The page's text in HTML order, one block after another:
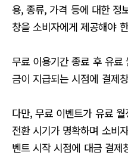
용, 종류, 가격 등에 대한 정
창을 소비자에게 제공해야
무료 이용기간 종료 후 유료
금이 지급되는 시점에 결제
다만, 무료 이벤트가 유료
전환 시기가 명확하며 소비
벤트 시작 시점에 대금 결제